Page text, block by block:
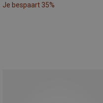
Je bespaart 35%